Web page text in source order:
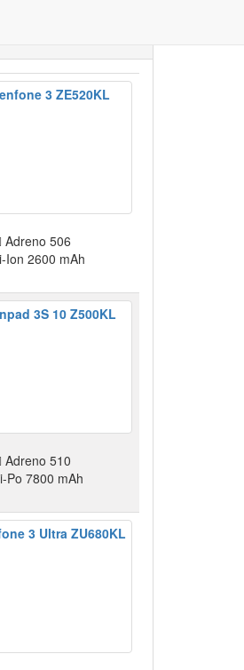
3 ZE520KL
Adreno 506
Ion 2600 mAh
3S 10 Z500KL
Adreno 510
Po 7800 mAh
3 Ultra ZU680KL